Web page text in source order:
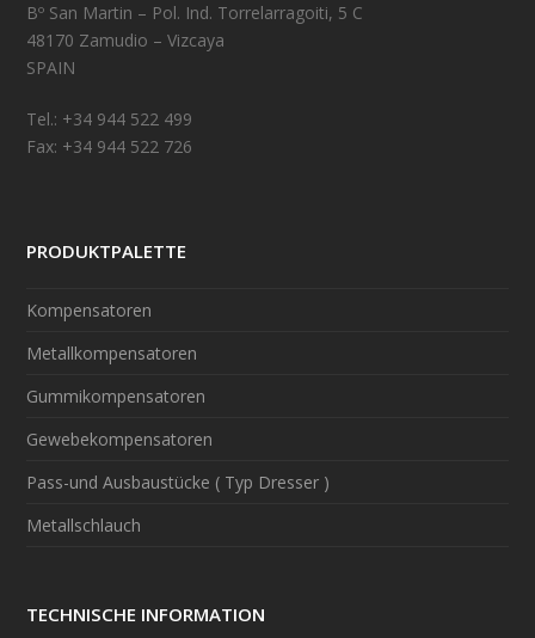
Bº San Martin – Pol. Ind. Torrelarragoiti, 5 C
48170 Zamudio – Vizcaya
SPAIN
Tel.: +34 944 522 499
Fax: +34 944 522 726
PRODUKTPALETTE
Kompensatoren
Metallkompensatoren
Gummikompensatoren
Gewebekompensatoren
Pass-und Ausbaustücke ( Typ Dresser )
Metallschlauch
TECHNISCHE INFORMATION